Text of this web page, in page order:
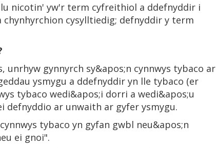
nicotin' yw'r term cyfreithiol a ddefnyddir i
cysylltiedig; defnyddir y term
gynnyrch sy&apos;n cynnwys tybaco ar
ysmygu a ddefnyddir yn lle tybaco (er
tybaco wedi&apos;i dorri a wedi&apos;u
defnyddio ar unwaith ar gyfer ysmygu.
tybaco yn gyfan gwbl neu&apos;n
ei gnoi".